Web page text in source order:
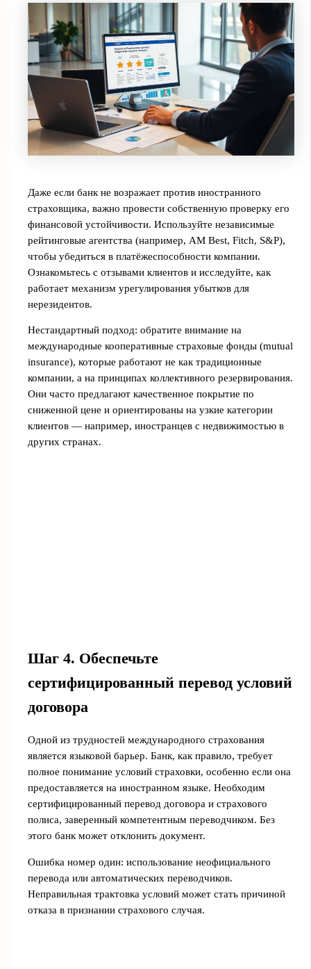
Даже если банк не возражает против иностранного
страховщика, важно провести собственную проверку его
финансовой устойчивости. Используйте независимые
рейтинговые агентства (например, AM Best, Fitch, S&P),
чтобы убедиться в платёжеспособности компании.
Ознакомьтесь с отзывами клиентов и исследуйте, как
работает механизм урегулирования убытков для
нерезидентов.
Нестандартный подход: обратите внимание на
международные кооперативные страховые фонды (mutual
insurance), которые работают не как традиционные
компании, а на принципах коллективного резервирования.
Они часто предлагают качественное покрытие по
сниженной цене и ориентированы на узкие категории
клиентов — например, иностранцев с недвижимостью в
других странах.
Шаг 4. Обеспечьте
сертифицированный перевод условий
договора
Одной из трудностей международного страхования
является языковой барьер. Банк, как правило, требует
полное понимание условий страховки, особенно если она
предоставляется на иностранном языке. Необходим
сертифицированный перевод договора и страхового
полиса, заверенный компетентным переводчиком. Без
этого банк может отклонить документ.
Ошибка номер один: использование неофициального
перевода или автоматических переводчиков.
Неправильная трактовка условий может стать причиной
отказа в признании страхового случая.